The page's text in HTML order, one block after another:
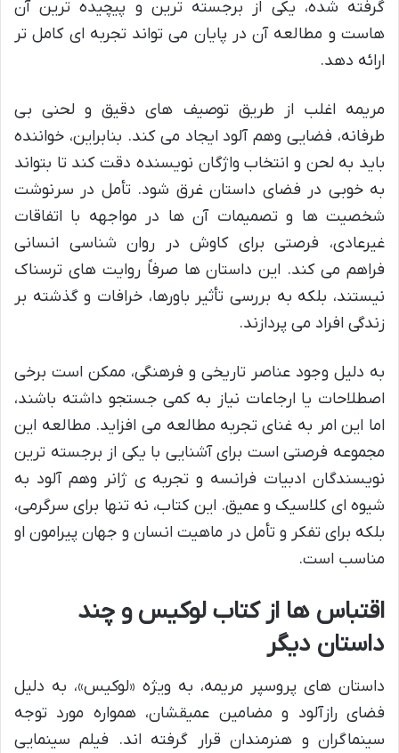
گرفته شده، یکی از برجسته ترین و پیچیده ترین آن
هاست و مطالعه آن در پایان می تواند تجربه ای کامل تر
ارائه دهد.
مریمه اغلب از طریق توصیف های دقیق و لحنی بی
طرفانه، فضایی وهم آلود ایجاد می کند. بنابراین، خواننده
باید به لحن و انتخاب واژگان نویسنده دقت کند تا بتواند
به خوبی در فضای داستان غرق شود. تأمل در سرنوشت
شخصیت ها و تصمیمات آن ها در مواجهه با اتفاقات
غیرعادی، فرصتی برای کاوش در روان شناسی انسانی
فراهم می کند. این داستان ها صرفاً روایت های ترسناک
نیستند، بلکه به بررسی تأثیر باورها، خرافات و گذشته بر
زندگی افراد می پردازند.
به دلیل وجود عناصر تاریخی و فرهنگی، ممکن است برخی
اصطلاحات یا ارجاعات نیاز به کمی جستجو داشته باشند،
اما این امر به غنای تجربه مطالعه می افزاید. مطالعه این
مجموعه فرصتی است برای آشنایی با یکی از برجسته ترین
نویسندگان ادبیات فرانسه و تجربه ی ژانر وهم آلود به
شیوه ای کلاسیک و عمیق. این کتاب، نه تنها برای سرگرمی،
بلکه برای تفکر و تأمل در ماهیت انسان و جهان پیرامون او
مناسب است.
اقتباس ها از کتاب لوکیس و چند
داستان دیگر
داستان های پروسپر مریمه، به ویژه «لوکیس»، به دلیل
فضای رازآلود و مضامین عمیقشان، همواره مورد توجه
سینماگران و هنرمندان قرار گرفته اند. فیلم سینمایی